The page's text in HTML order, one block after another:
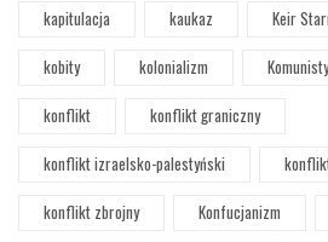
kapitulacja
kaukaz Keir
kobity
kolonializm
konflikt
konflikt graniczny
konflikt izraelsko-palestyński
konflikt zbrojny
Konfucjanizm